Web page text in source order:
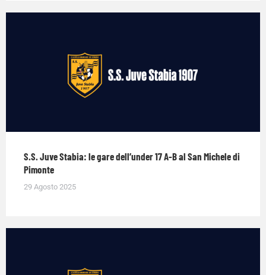
S.S. Juve Stabia: le gare dell’under 17 A-B al San Michele di
Pimonte
29 Agosto 2025